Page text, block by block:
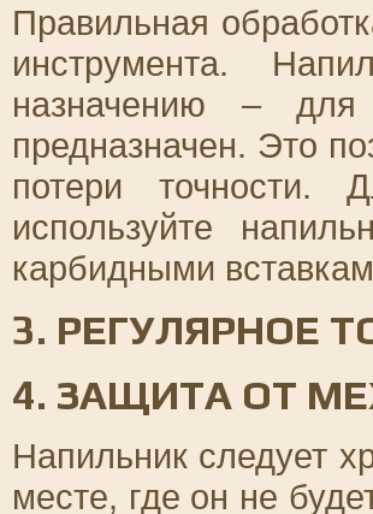
Правильная
инструмента.
назначению –
предназначен. Это
потери точности.
используйте
карбидными
3. РЕГУЛЯРНОЕ
4. ЗАЩИТА ОТ
Напильник следует
месте, где он не